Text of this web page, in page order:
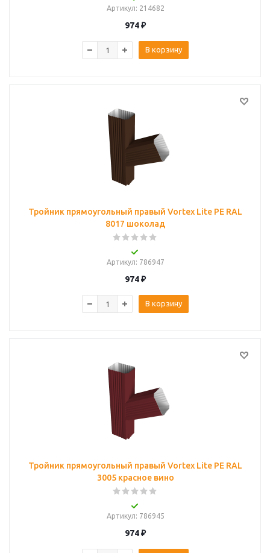
Артикул: 214682
974₽
В корзину
Тройник прямоугольный правый Vortex Lite PE RAL
8017 шоколад
Артикул: 786947
974₽
В корзину
Тройник прямоугольный правый Vortex Lite PE RAL
3005 красное вино
Артикул: 786945
974₽